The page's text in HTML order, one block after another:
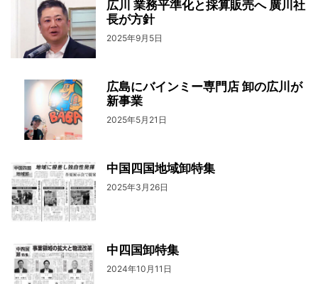
広川 業務平準化と採算販売へ 廣川社
長が方針
2025年9月5日
広島にバインミー専門店 卸の広川が
新事業
2025年5月21日
中国四国地域卸特集
2025年3月26日
中四国卸特集
2024年10月11日